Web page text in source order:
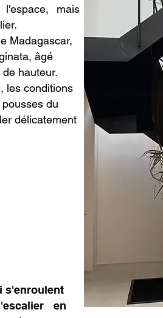
s'enroulent
en
l'espace, mais
Madagascar,
âgé
hauteur.
les conditions
du
délicatement